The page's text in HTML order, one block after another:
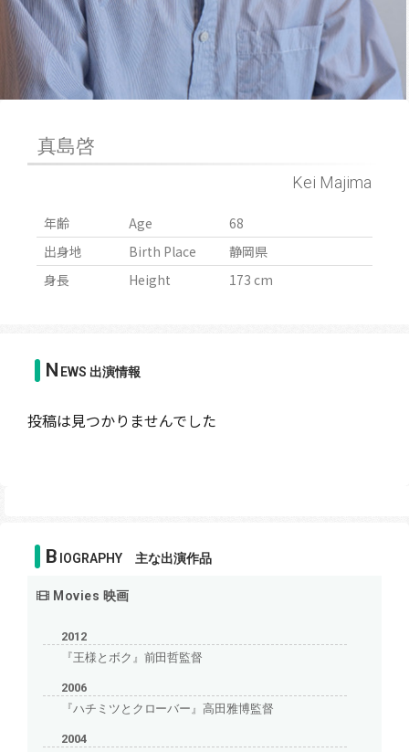
真島啓
Kei Majima
年齢 Age
68
出身地
Birth Place
静岡県
身長
Height 173 cm
N EWS 出演情報
投稿は見つかりませんでした
B IOGRAPHY 主な出演作品
Movies 映画
2012
『王様とボク』前田哲監督
2006
『ハチミツとクローバー』高田雅博監督
2004